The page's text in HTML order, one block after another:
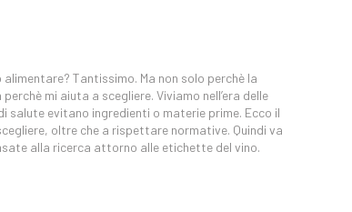
Tantissimo. Ma non solo perchè la
mi aiuta a scegliere. Viviamo nell’era delle
salute evitano ingredienti o materie prime. Ecco il
oltre che a rispettare normative. Quindi va
alla ricerca attorno alle etichette del vino.